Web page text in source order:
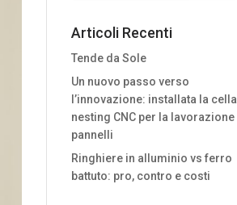
Articoli Recenti
Tende da Sole
Un nuovo passo verso
l’innovazione: installata la cella
nesting CNC per la lavorazione
pannelli
Ringhiere in alluminio vs ferro
battuto: pro, contro e costi